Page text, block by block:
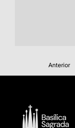
Anterior